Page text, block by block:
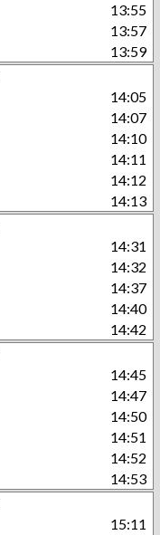
13:55
13:57
13:59
14:05
14:07
14:10
14:11
14:12
14:13
14:31
14:32
14:37
14:40
14:42
14:45
14:47
14:50
14:51
14:52
14:53
15:11